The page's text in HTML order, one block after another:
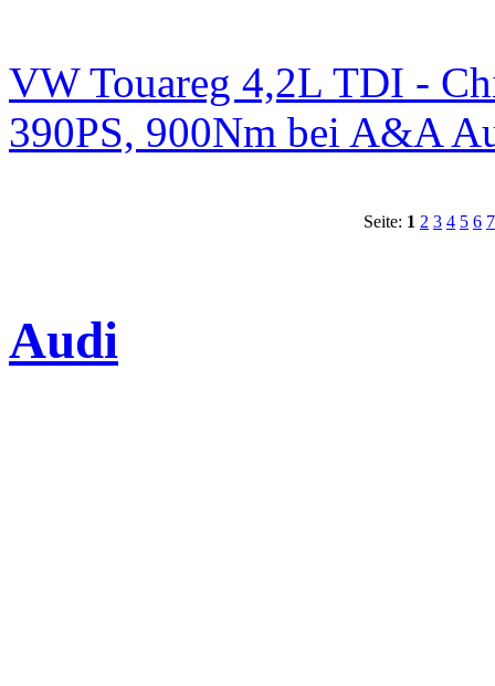
VW Touareg 4,2L TDI -
390PS, 900Nm bei A&A
Seite: 1 2 3 4 5 6 7
Audi